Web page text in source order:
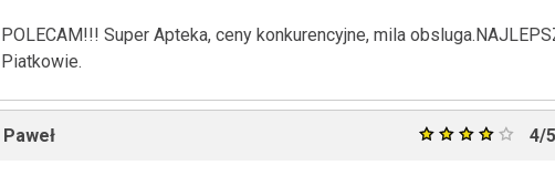
POLECAM!!! Super Apteka, ceny konkurencyjne, mila
Piatkowie.
Paweł 4/5